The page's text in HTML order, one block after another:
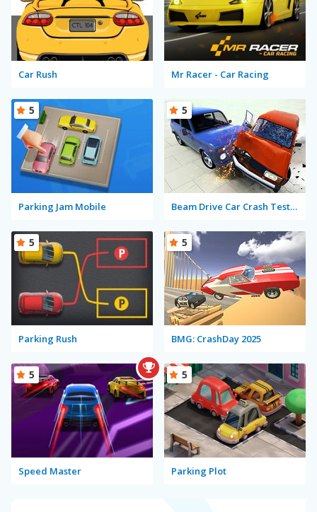
Car Rush Mr Racer - Car Racing
Parking Jam Mobile
5
Beam Drive Car Crash Test Simulator
5
Parking Rush
5
BMG: CrashDay 2025
5
Speed Master
5
Parking Plot
5